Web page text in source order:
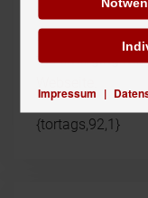
Weitere
Blue:
the emerging
{tortags,92,1}
Impressum |